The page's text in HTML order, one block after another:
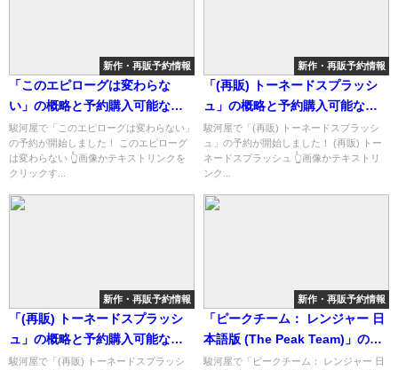
新作・再販予約情報
「このエピローグは変わらな
い」の概略と予約購入可能なシ
ョップ紹介！
駿河屋で「このエピローグは変わらない」
の予約が開始しました！ このエピローグ
は変わらない 👆画像かテキストリンクを
クリックす...
新作・再販予約情報
「(再販) トーネードスプラッシ
ュ」の概略と予約購入可能なシ
ョップ紹介！
駿河屋で「(再販) トーネードスプラッシ
ュ」の予約が開始しました！ (再販) トー
ネードスプラッシュ 👆画像かテキストリ
ンク...
新作・再販予約情報
「(再販) トーネードスプラッシ
ュ」の概略と予約購入可能なシ
ョップ紹介！
駿河屋で「(再販) トーネードスプラッシ
新作・再販予約情報
「ピークチーム： レンジャー 日
本語版 (The Peak Team)」の概
略と予約購入可能なショップ紹
駿河屋で「ピークチーム： レンジャー 日